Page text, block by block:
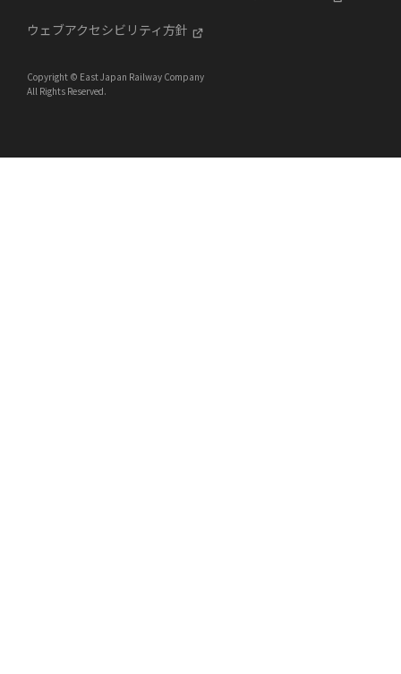
ウェブアクセシビリティ方針
Copyright © East Japan Railway Company
All Rights Reserved.